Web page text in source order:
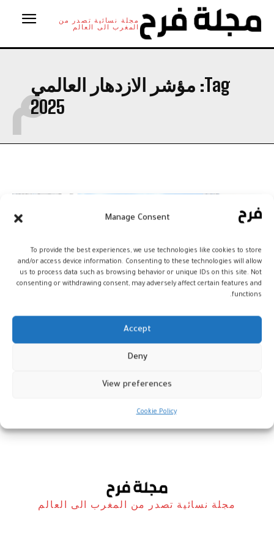
Manage Consent
To provide the best experiences, we use technologies like cookies to store
and/or access device information. Consenting to these technologies will allow
us to process data such as browsing behavior or unique IDs on this site. Not
consenting or withdrawing consent, may adversely affect certain features and
functions.
Accept
Deny
View preferences
Cookie Policy
مجلة نسائية تصدر من
المغرب الى العالم
Tag: مؤشر الازدهار العالمي
2025م
المغرب في مؤشر الازدهار العالمي
مجلة نسائية تصدر من المغرب الى العالم